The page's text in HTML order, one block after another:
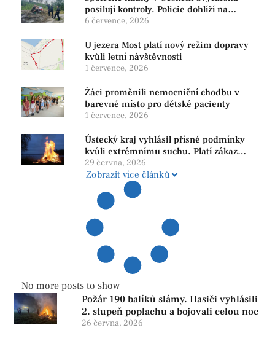
posilují kontroly. Policie dohlíží na
bezpečnost i ochranu přírody
6 července, 2026
U jezera Most platí nový režim dopravy
kvůli letní návštěvnosti
1 července, 2026
Žáci proměnili nemocniční chodbu v
barevné místo pro dětské pacienty
1 července, 2026
Ústecký kraj vyhlásil přísné podmínky
kvůli extrémnímu suchu. Platí zákaz
ohňů i pyrotechniky
29 června, 2026
Zobrazit více článků
No more posts to show
Požár 190 balíků slámy. Hasiči vyhlásili
2. stupeň poplachu a bojovali celou noc
26 června, 2026